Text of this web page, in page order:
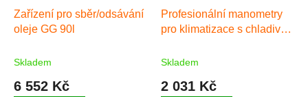
Zařízení pro sběr/odsávání
oleje GG 90l
Skladem
6 552 Kč
Profesionální manometry
pro klimatizace s chladivy
R410A.
Skladem
2 031 Kč